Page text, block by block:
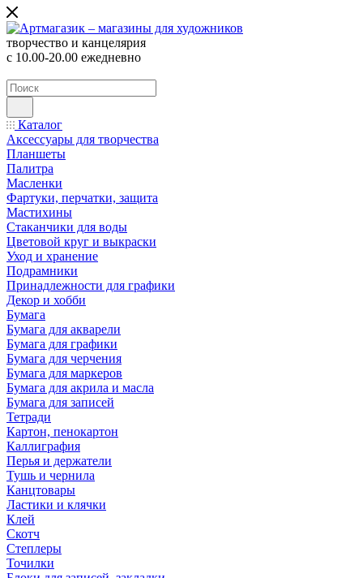
творчество и канцелярия
с 10.00-20.00 ежедневно
Каталог
Аксессуары для творчества
Планшеты
Палитра
Масленки
Фартуки, перчатки, защита
Мастихины
Стаканчики для воды
Цветовой круг и выкраски
Уход и хранение
Подрамники
Принадлежности для графики
Декор и хобби
Бумага
Бумага для акварели
Бумага для графики
Бумага для черчения
Бумага для маркеров
Бумага для акрила и масла
Бумага для записей
Тетради
Картон, пенокартон
Каллиграфия
Перья и держатели
Тушь и чернила
Канцтовары
Ластики и клячки
Клей
Скотч
Степлеры
Точилки